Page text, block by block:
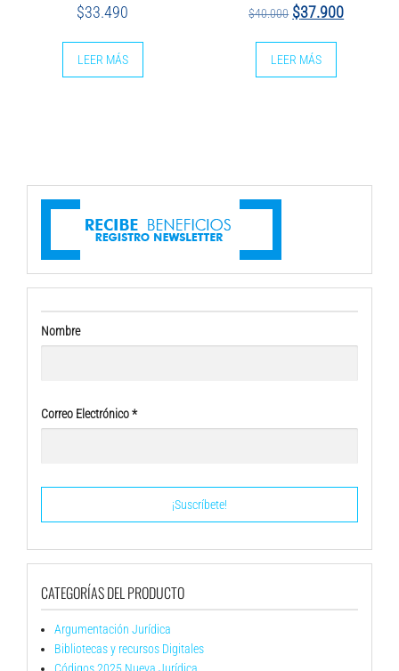
$33.490
LEER MÁS
$40.000 El
original
$37.900El
LEER MÁS
Nombre
Correo Electrónico*
CATEGORÍAS DEL PRODUCTO
Argumentación Jurídica
Bibliotecas y recursos Digitales